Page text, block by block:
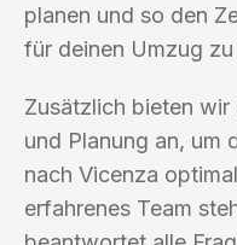
planen und so den
für deinen Umzug zu
Zusätzlich bieten
und Planung an, um
nach Vicenza
erfahrenes Team